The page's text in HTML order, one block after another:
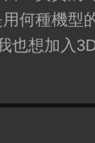
何種機型
也想加入